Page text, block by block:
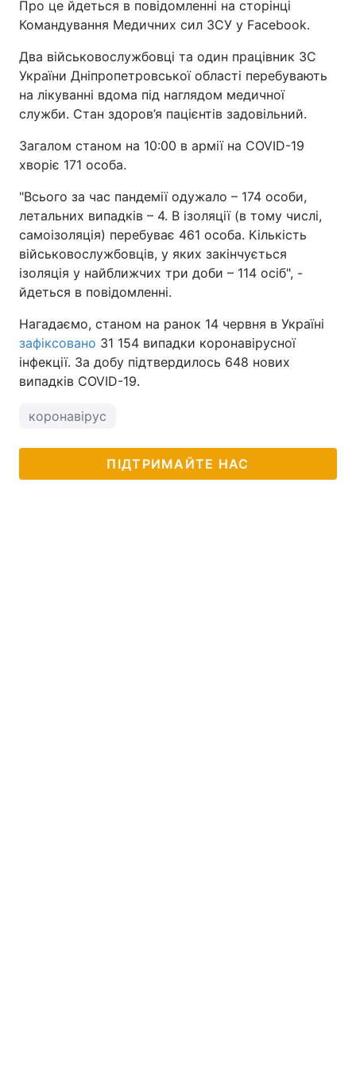
Про це йдеться в повідомленні на сторінці
Командування Медичних сил ЗСУ у Facebook.
Два військовослужбовці та один працівник ЗС
України Дніпропетровської області перебувають
на лікуванні вдома під наглядом медичної
служби. Стан здоров’я пацієнтів задовільний.
Загалом станом на 10:00 в армії на COVID-19
хворіє 171 особа.
"Всього за час пандемії одужало – 174 особи,
летальних випадків – 4. В ізоляції (в тому числі,
самоізоляція) перебуває 461 особа. Кількість
військовослужбовців, у яких закінчується
ізоляція у найближчих три доби – 114 осіб", -
йдеться в повідомленні.
Нагадаємо, станом на ранок 14 червня в Україні
зафіксовано 31 154 випадки коронавірусної
інфекції. За добу підтвердилось 648 нових
випадків COVID-19.
коронавірус
ПІДТРИМАЙТЕ НАС